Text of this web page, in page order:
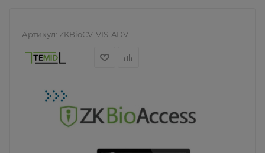
Артикул: ZKBioCV-VIS-ADV